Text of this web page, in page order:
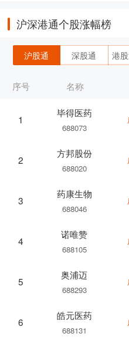
沪深港通个股涨幅榜
沪股通 深股通 港
序号 名称
1
毕得医药
688073
2
方邦股份
688020
3
药康生物
688046
4
诺唯赞
688105
5
奥浦迈
688293
6
皓元医药
688131